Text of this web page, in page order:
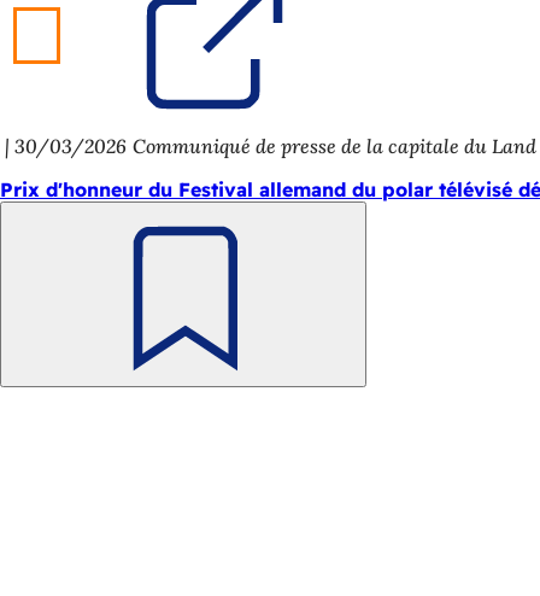
30/03/2026 Communiqué de presse de la capitale du
Prix d'honneur du Festival allemand du polar télévisé